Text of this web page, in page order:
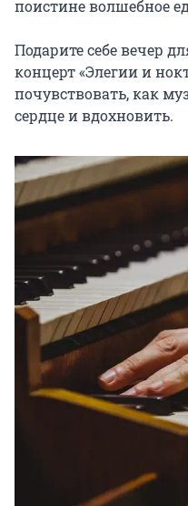
поистине волшебное
Подарите себе вечер
концерт «Элегии и
почувствовать, как
сердце и вдохновить.